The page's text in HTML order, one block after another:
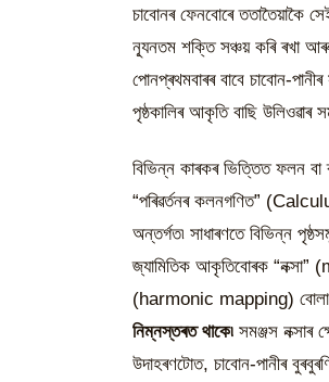
চাবোনৰ ফেনবোৰে ততাতৈয়াকৈ
ন্যূনতম শক্তি সঞ্চয় কৰি ৰখা আৰু
পোনপ্ৰথমবাৰৰ বাবে চাবোন-
পৃষ্ঠকালিৰ আকৃতি বাছি
বিভিন্ন কাৰকৰ ভিত্তিত ফলন বা
“পৰিৱৰ্তনৰ কলনগণিত”
অন্তৰ্গত৷ সাধাৰণতে বিভিন্ন
জ্যামিতিক আকৃতিবোৰক “নক্সা”
(harmonic mapping) বোলা
নিম্নস্তৰত থাকে৷ সমঞ্জস
উদাহৰণটোত, চাবোন-পানীৰ